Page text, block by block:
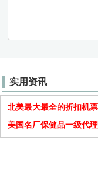
实用资讯
北美最大最全的折扣机
美国名厂保健品一级代理